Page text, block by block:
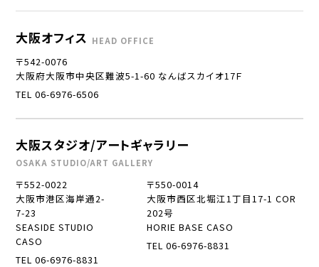
大阪オフィス HEAD OFFICE
〒542-0076
大阪府大阪市中央区難波5-1-60 なんばスカイオ17Ｆ
TEL 06-6976-6506
大阪スタジオ/アートギャラリー
OSAKA STUDIO/ART GALLERY
〒552-0022
大阪市港区海岸通2-
7-23
SEASIDE STUDIO
CASO
TEL 06-6976-8831
〒550-0014
大阪市西区北堀江1丁目17-1 COR
202号
HORIE BASE CASO
TEL 06-6976-8831